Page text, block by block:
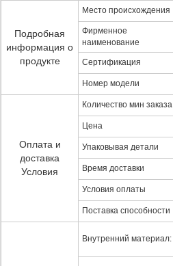
Подробная
информация о
продукте
Место происхождения
Фирменное
наименование
Сертификация
Номер модели
Оплата и
доставка
Условия
Количество мин заказа
Цена
Упаковывая детали
Время доставки
Условия оплаты
Поставка способности
Внутренний материал: